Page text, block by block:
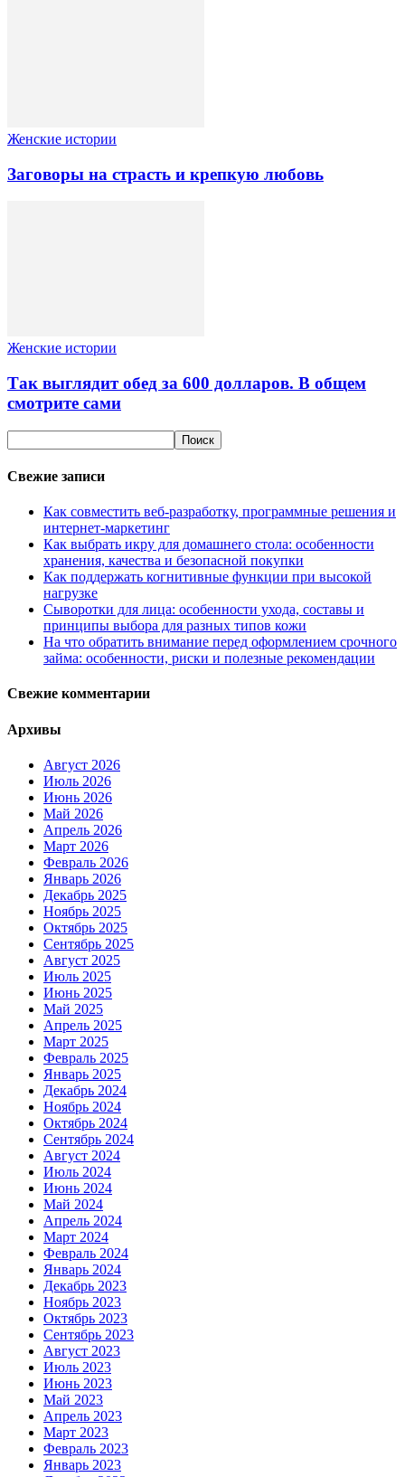
Женские истории
Заговоры на страсть и крепкую любовь
Женские истории
Так выглядит обед за 600 долларов. В общем
смотрите сами
Свежие записи
Как совместить веб-разработку, программные решения и
интернет-маркетинг
Как выбрать икру для домашнего стола: особенности
хранения, качества и безопасной покупки
Как поддержать когнитивные функции при высокой
нагрузке
Сыворотки для лица: особенности ухода, составы и
принципы выбора для разных типов кожи
На что обратить внимание перед оформлением срочного
займа: особенности, риски и полезные рекомендации
Свежие комментарии
Архивы
Август 2026
Июль 2026
Июнь 2026
Май 2026
Апрель 2026
Март 2026
Февраль 2026
Январь 2026
Декабрь 2025
Ноябрь 2025
Октябрь 2025
Сентябрь 2025
Август 2025
Июль 2025
Июнь 2025
Май 2025
Апрель 2025
Март 2025
Февраль 2025
Январь 2025
Декабрь 2024
Ноябрь 2024
Октябрь 2024
Сентябрь 2024
Август 2024
Июль 2024
Июнь 2024
Май 2024
Апрель 2024
Март 2024
Февраль 2024
Январь 2024
Декабрь 2023
Ноябрь 2023
Октябрь 2023
Сентябрь 2023
Август 2023
Июль 2023
Июнь 2023
Май 2023
Апрель 2023
Март 2023
Февраль 2023
Январь 2023